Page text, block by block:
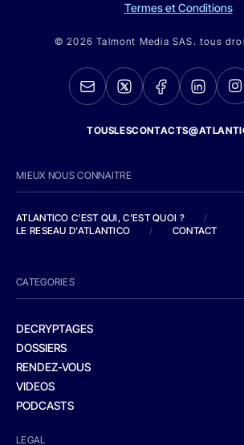
Termes et Conditions
© 2026 Talmont Media SAS. tous
MIEUX NOUS CONNAITRE
ATLANTICO C'EST QUI, C'EST QUOI ?
/
LE RESEAU D'ATLANTICO
/ CONTACT
CATEGORIES
DECRYPTAGES
DOSSIERS
RENDEZ-VOUS
VIDEOS
PODCASTS
LEGAL